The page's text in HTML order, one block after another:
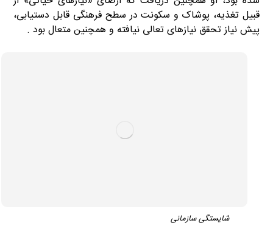
قبیل تغذیه، پوشاک و سکونت در سطح فرهنگی قابل دستیابی،
پیش نیاز تحقق نیازهای تعالی نیافته و همچنین متعال بود .
شایستگی سازمانی